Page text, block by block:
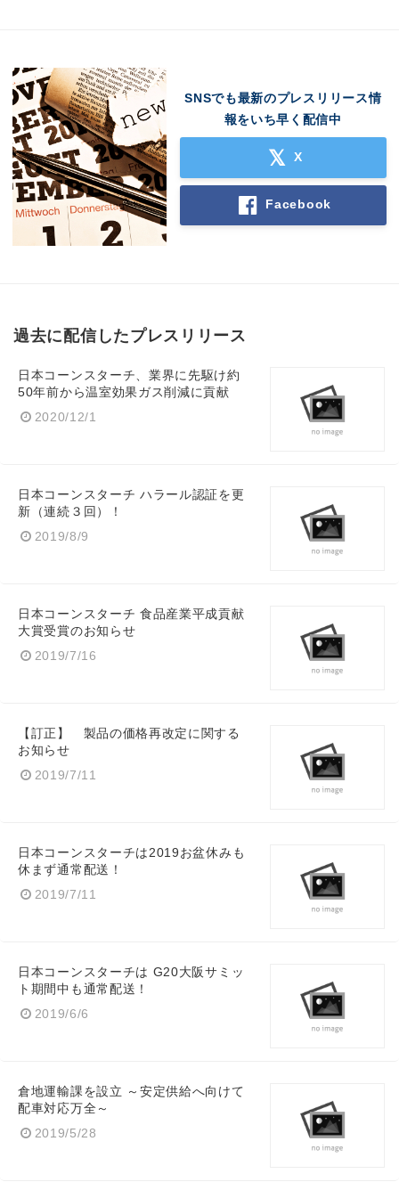
SNSでも最新のプレスリリース情
報をいち早く配信中
X
Facebook
過去に配信したプレスリリース
日本コーンスターチ、業界に先駆け約
50年前から温室効果ガス削減に貢献
2020/12/1
日本コーンスターチ ハラール認証を更
新（連続３回）！
2019/8/9
日本コーンスターチ 食品産業平成貢献
大賞受賞のお知らせ
2019/7/16
【訂正】 製品の価格再改定に関する
お知らせ
2019/7/11
日本コーンスターチは2019お盆休みも
休まず通常配送！
2019/7/11
日本コーンスターチは G20大阪サミッ
ト期間中も通常配送！
2019/6/6
倉地運輸課を設立 ～安定供給へ向けて
配車対応万全～
2019/5/28